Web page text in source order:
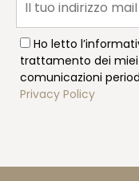
Ho letto
trattamento dei
comunicazioni
Privacy Policy